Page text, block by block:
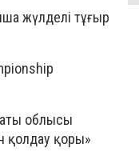
жүлделі тұғыр
облысы
қолдау қоры»